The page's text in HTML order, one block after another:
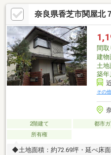
をサポートいたします。センチ
を活かし、ご購入後のアフターサ
だけるようサポートいたします
ら何でもお気軽にご相談くださ
奈良県香芝市関屋北
間取
建物
土地
築年
その
2階建て 都市
所有権
◆土地面積：約72.69坪・延べ床